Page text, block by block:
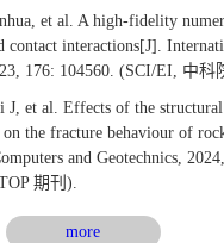
et al. A high-fidelity
contact interactions[J].
176: 104560. (SCI/EI, 中科
et al. Effects of the
the fracture behaviour of
and Geotechnics,
期刊).
more